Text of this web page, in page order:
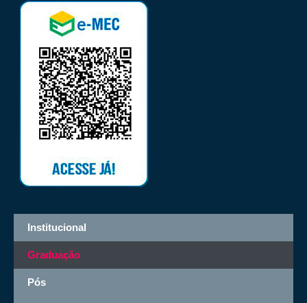
Institucional
Graduação
Pós